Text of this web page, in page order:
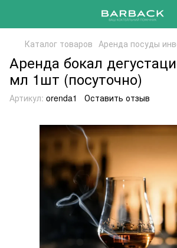
Каталог товаров Аренда посуды
Аренда бокал
мл 1шт (посуточно)
Артикул: orenda1 Оставить отзыв